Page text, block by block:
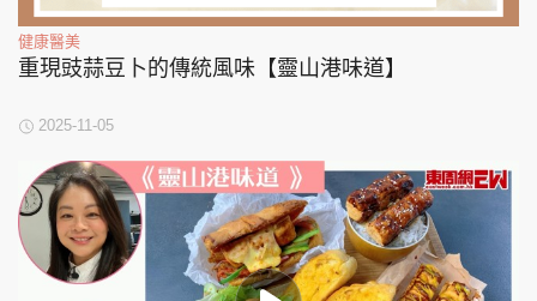
健康醫美
重現豉蒜豆卜的傳統風味【靈山港味道】
2025-11-05